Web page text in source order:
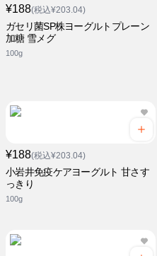
¥188(税込¥203.04)
ガセリ菌SP株ヨーグルトプレーン
加糖 雪メグ
100g
¥188(税込¥203.04)
小岩井免疫ケアヨーグルト 甘さす
っきり
100g